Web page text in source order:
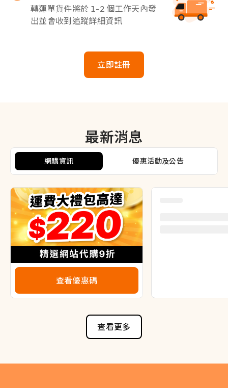
轉運單貨件將於 1-2 個工作天內發
出並會收到追蹤詳細資訊
立即註冊
最新消息
網購資訊 優惠活動及公告
查看優惠碼
查看更多